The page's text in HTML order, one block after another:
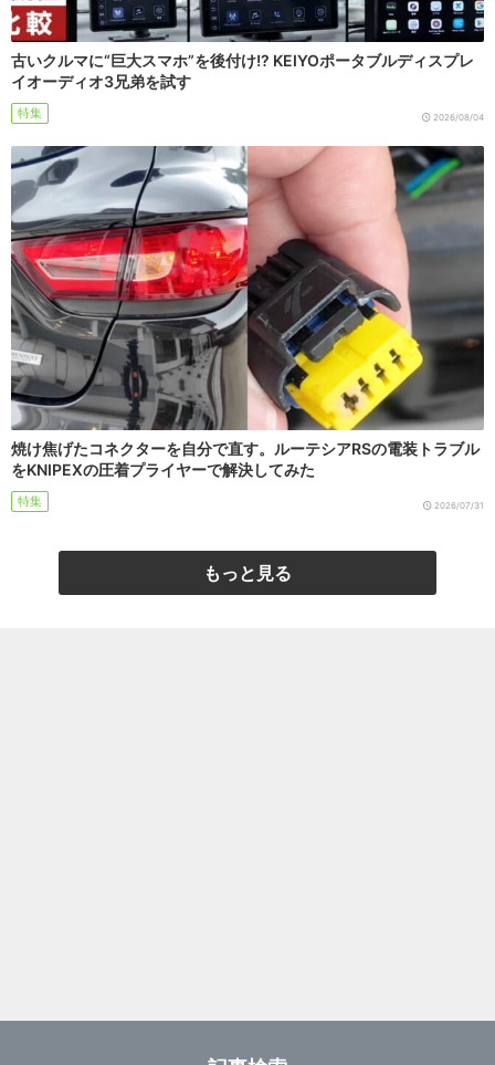
古いクルマに“巨大スマホ”を後付け!? KEIYOポータブルディスプレ
イオーディオ3兄弟を試す
特集 2026/08/04
焼け焦げたコネクターを自分で直す。ルーテシアRSの電装トラブル
をKNIPEXの圧着プライヤーで解決してみた
特集 2026/07/31
もっと見る